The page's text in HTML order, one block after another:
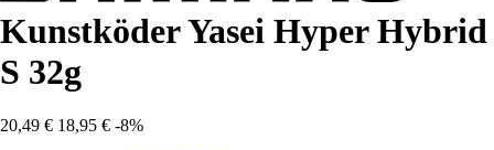
Kunstköder Yasei Hyper Hybrid
S 32g
20,49 € 18,95 € -8%